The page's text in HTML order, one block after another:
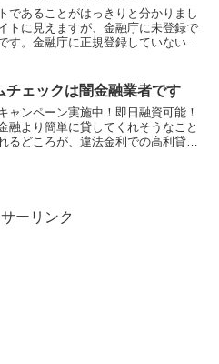
であることがはっきりと分かりまし
トに見えますが、金融庁に未登録で
。金融庁に正規登録していない未
チェックは闇金融業者です
ャンペーン実施中！即日融資可能！
融より簡単に貸してくれそうなこと
るどころが、違法金利での高利貸し
ーリンク